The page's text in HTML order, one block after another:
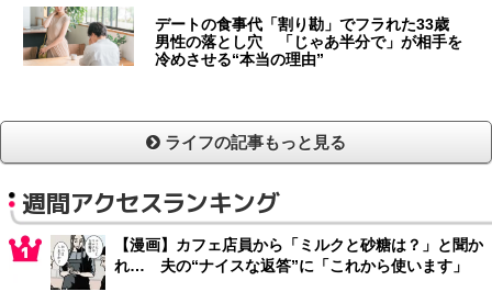
デートの食事代「割り勘」でフラれた33歳
男性の落とし穴 「じゃあ半分で」が相手を
冷めさせる“本当の理由”
ライフの記事もっと見る
週間アクセスランキング
【漫画】カフェ店員から「ミルクと砂糖は？」と聞か
れ… 夫の“ナイスな返答”に「これから使います」